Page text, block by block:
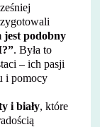
jest podobny
. Była to
– ich pasji
i pomocy
i biały, które